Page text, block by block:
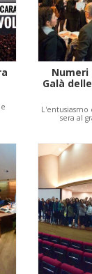
Numeri
Galà
sera al